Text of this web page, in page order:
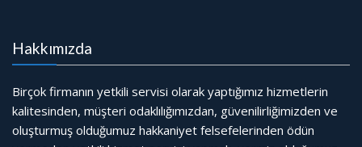
Hakkımızda
Birçok firmanın yetkili servisi olarak yaptığımız hizmetlerin
kalitesinden, müşteri odaklılığımızdan, güvenilirliğimizden ve
oluşturmuş olduğumuz hakkaniyet felsefelerinden ödün